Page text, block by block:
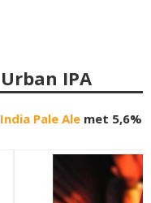
IPA
India Pale Ale met 5,6%